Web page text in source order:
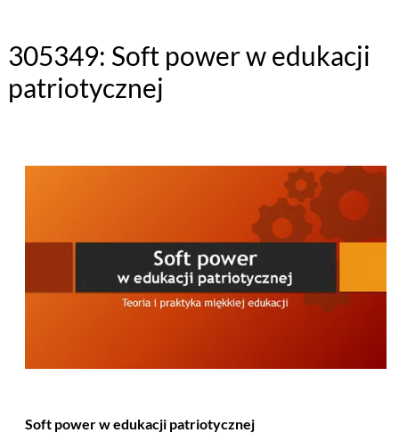
305349: Soft power w edukacji
patriotycznej
Soft power w edukacji patriotycznej